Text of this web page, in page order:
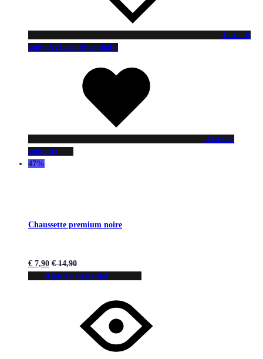
Liste de
souhaits Liste de souhaits
Liste de
souhaits
47%
Chaussette premium noire
€ 7,90 €14,90
Ajouter au panier